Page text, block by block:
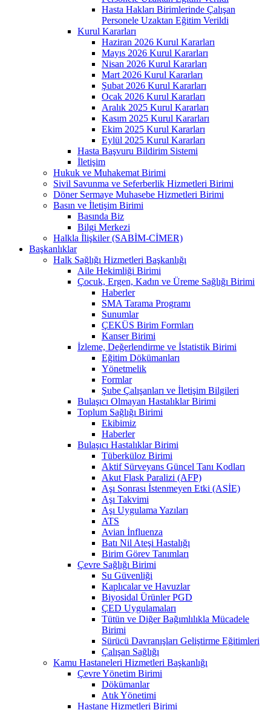
Hasta Hakları Birimlerinde Çalışan
Personele Uzaktan Eğitim Verildi
Kurul Kararları
Haziran 2026 Kurul Kararları
Mayıs 2026 Kurul Kararları
Nisan 2026 Kurul Kararları
Mart 2026 Kurul Kararları
Şubat 2026 Kurul Kararları
Ocak 2026 Kurul Kararları
Aralık 2025 Kurul Kararları
Kasım 2025 Kurul Kararları
Ekim 2025 Kurul Kararları
Eylül 2025 Kurul Kararları
Hasta Başvuru Bildirim Sistemi
İletişim
Hukuk ve Muhakemat Birimi
Sivil Savunma ve Seferberlik Hizmetleri Birimi
Döner Sermaye Muhasebe Hizmetleri Birimi
Basın ve İletişim Birimi
Basında Biz
Bilgi Merkezi
Halkla İlişkiler (SABİM-CİMER)
Başkanlıklar
Halk Sağlığı Hizmetleri Başkanlığı
Aile Hekimliği Birimi
Çocuk, Ergen, Kadın ve Üreme Sağlığı Birimi
Haberler
SMA Tarama Programı
Sunumlar
ÇEKÜS Birim Formları
Kanser Birimi
İzleme, Değerlendirme ve İstatistik Birimi
Eğitim Dökümanları
Yönetmelik
Formlar
Şube Çalışanları ve İletişim Bilgileri
Bulaşıcı Olmayan Hastalıklar Birimi
Toplum Sağlığı Birimi
Ekibimiz
Haberler
Bulaşıcı Hastalıklar Birimi
Tüberküloz Birimi
Aktif Sürveyans Güncel Tanı Kodları
Akut Flask Paralizi (AFP)
Aşı Sonrası İstenmeyen Etki (ASİE)
Aşı Takvimi
Aşı Uygulama Yazıları
ATS
Avian İnfluenza
Batı Nil Ateşi Hastalığı
Birim Görev Tanımları
Çevre Sağlığı Birimi
Su Güvenliği
Kaplıcalar ve Havuzlar
Biyosidal Ürünler PGD
ÇED Uygulamaları
Tütün ve Diğer Bağımlılıkla Mücadele
Birimi
Sürücü Davranışları Geliştirme Eğitimleri
Çalışan Sağlığı
Kamu Hastaneleri Hizmetleri Başkanlığı
Çevre Yönetim Birimi
Dökümanlar
Atık Yönetimi
Hastane Hizmetleri Birimi